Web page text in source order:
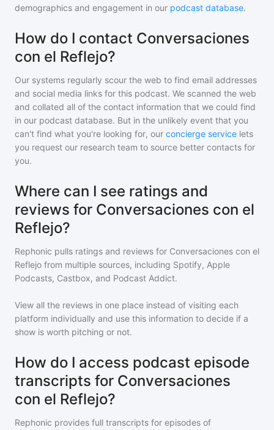
demographics and engagement in our podcast database.
How do I contact Conversaciones
con el Reflejo?
Our systems regularly scour the web to find email addresses
and social media links for this podcast. We scanned the web
and collated all of the contact information that we could find
in our podcast database. But in the unlikely event that you
can't find what you're looking for, our concierge service lets
you request our research team to source better contacts for
you.
Where can I see ratings and
reviews for Conversaciones con el
Reflejo?
Rephonic pulls ratings and reviews for Conversaciones con el
Reflejo from multiple sources, including Spotify, Apple
Podcasts, Castbox, and Podcast Addict.
View all the reviews in one place instead of visiting each
platform individually and use this information to decide if a
show is worth pitching or not.
How do I access podcast episode
transcripts for Conversaciones
con el Reflejo?
Rephonic provides full transcripts for episodes of